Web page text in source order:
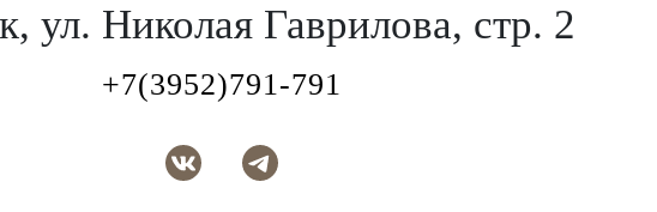
ул. Николая Гаврилова, стр. 2
+7(3952)791-791